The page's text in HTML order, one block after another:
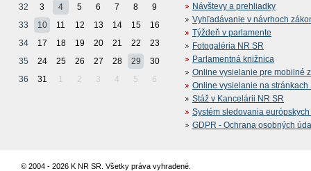
32
3 4 5 6 7 8
9
33
10 11 12 13 14 15
16
34
17 18 19 20 21 22
23
35
24 25 26 27 28 29
30
36
31 1 2 3 4 5 6
Návštevy a prehliadky
Vyhľadávanie v návrhoch
Týždeň v parlamente
Fotogaléria NR SR
Parlamentná knižnica
Online vysielanie pre mobilné
Online vysielanie na stránkach
Stáž v Kancelárii NR SR
Systém sledovania
GDPR - Ochrana osobných
© 2004 - 2026 K NR SR. Všetky práva vyhradené.